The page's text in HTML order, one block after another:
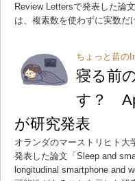
Review Lettersで発表した論
は、複素数を使わずに実数だ
ちょっと昔の
寝る前
す？
が研究発表
オランダのマーストリヒト
発表した論文「Sleep and
longitudinal smartphone and